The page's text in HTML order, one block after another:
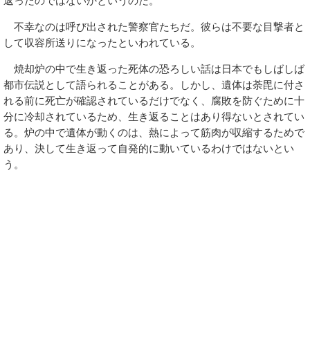
不幸なのは呼び出された警察官たちだ。彼らは不要な目撃者と
して収容所送りになったといわれている。
焼却炉の中で生き返った死体の恐ろしい話は日本でもしばしば
都市伝説として語られることがある。しかし、遺体は荼毘に付さ
れる前に死亡が確認されているだけでなく、腐敗を防ぐために十
分に冷却されているため、生き返ることはあり得ないとされてい
る。炉の中で遺体が動くのは、熱によって筋肉が収縮するためで
あり、決して生き返って自発的に動いているわけではないとい
う。